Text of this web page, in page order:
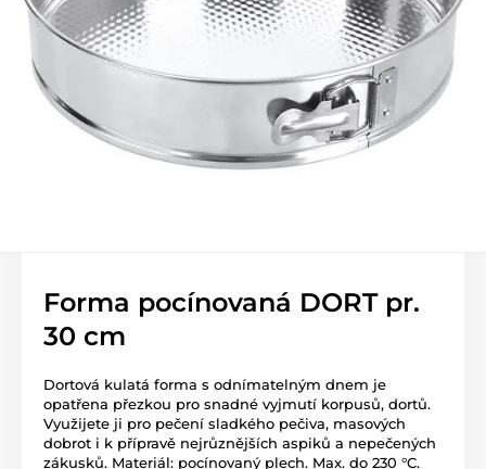
Forma pocínovaná DORT pr.
30 cm
Dortová kulatá forma s odnímatelným dnem je
opatřena přezkou pro snadné vyjmutí korpusů, dortů.
Využijete ji pro pečení sladkého pečiva, masových
dobrot i k přípravě nejrůznějších aspiků a nepečených
zákusků. Materiál: pocínovaný plech. Max. do 230 °C.